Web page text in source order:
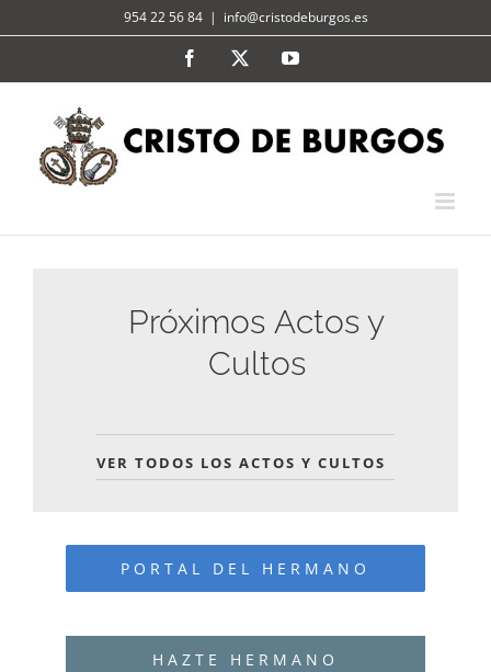
content
954 22 56 84 | info@cristodeburgos.es
Facebook YouTube
Próximos Actos y
Cultos
VER TODOS LOS ACTOS Y CULTOS
PORTAL DEL HERMANO
HAZTE HERMANO